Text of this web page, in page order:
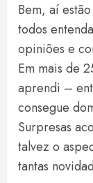
Bem, aí
todos
opiniões e
Em mais de
aprendi –
consegue
Surpresas
talvez o
tantas